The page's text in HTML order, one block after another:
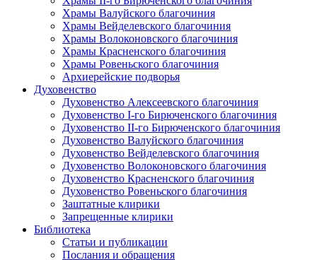
Храмы Валуйского благочиния
Храмы Вейделевского благочиния
Храмы Волоконовского благочиния
Храмы Красненского благочиния
Храмы Ровеньского благочиния
Архиерейские подворья
Духовенство
Духовенство Алексеевского благочиния
Духовенство I-го Бирюченского благочиния
Духовенство II-го Бирюченского благочиния
Духовенство Валуйского благочиния
Духовенство Вейделевского благочиния
Духовенство Волоконовского благочиния
Духовенство Красненского благочиния
Духовенство Ровеньского благочиния
Заштатные клирики
Запрещенные клирики
Библиотека
Статьи и публикации
Послания и обращения